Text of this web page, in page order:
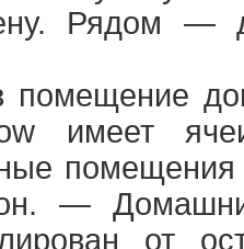
Рядом —
имеет
—
от